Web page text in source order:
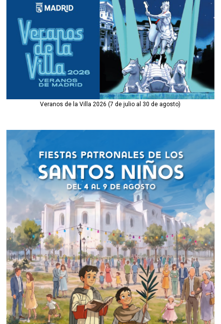
Veranos de la Villa 2026 (7 de julio al 30 de agosto)